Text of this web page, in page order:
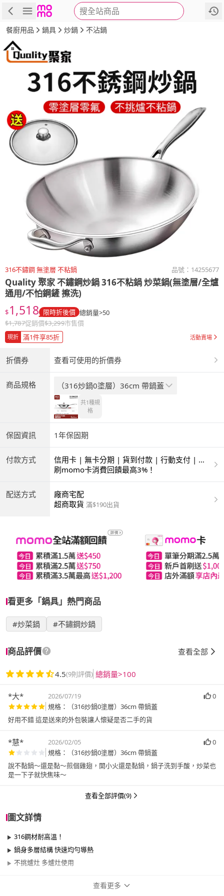
搜全站商品
商品 評價 詳情
餐廚用品 鍋具 炒鍋 不沾鍋
316不鏽鋼 無塗層 不粘鍋 品號： 14255677
Quality 聚家不鏽鋼炒鍋 316不粘鍋 炒菜鍋(無塗層/全爐
通用/不怕鋼鏟 擦洗)
$1,518 限時折後價 總銷量>50
$1,787促銷價$3,299市售價
現折 滿1件享85折 活動賣場
折價券 查看可使用的折價券
商品規格 （316炒鍋0塗層）36cm 帶鍋蓋
共1種規
格
保固資訊 1年保固期
付款方式
信用卡 | 無卡分期 | 貨到付款 | 行動支付 | 超
商付款 | ATM | 銀聯卡
刷momo卡消費回饋最高3%！
配送方式
廠商宅配
超商取貨 滿$190出貨
看更多「鍋具」熱門商品
#炒菜鍋 #不鏽鋼炒鍋
商品評價 查看全部
4.5(9則評價) 總銷量>100
*大* 2026/07/19
0
規格：（316炒鍋0塗層）36cm 帶鍋蓋
好用不錯 這是送來的外包裝讓人懷疑是否二手的貨
*慧* 2026/02/05
0
規格：（316炒鍋0塗層）36cm 帶鍋蓋
說不黏鍋～還是黏～煎個雞翅，開小火還是黏鍋，鍋子洗到手酸，炒菜也
是一下子就快焦味～
查看全部評價(9)
圖文詳情
316鋼材耐高溫！
鍋身多層結構 快速均勻導熱
不挑爐灶 多爐灶使用
查看更多